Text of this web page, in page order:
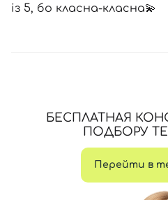
із 5, бо класна-класна💫
БЕСПЛАТНАЯ
ПОДБОРУ
Перейти в